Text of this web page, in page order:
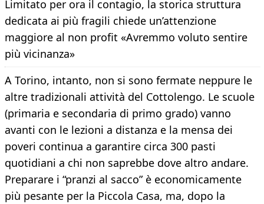
Limitato per ora il contagio, la storica struttura
dedicata ai più fragili chiede un’attenzione
maggiore al non profit «Avremmo voluto sentire
più vicinanza»
A Torino, intanto, non si sono fermate neppure le
altre tradizionali attività del Cottolengo. Le scuole
(primaria e secondaria di primo grado) vanno
avanti con le lezioni a distanza e la mensa dei
poveri continua a garantire circa 300 pasti
quotidiani a chi non saprebbe dove altro andare.
Preparare i “pranzi al sacco” è economicamente
più pesante per la Piccola Casa, ma, dopo la